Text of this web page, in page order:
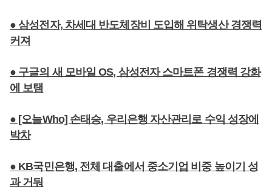
● 삼성전자, 차세대 반도체장비 도입해 위탁생산 경쟁력
커져
● 구글의 새 모바일 OS, 삼성전자 스마트폰 경쟁력 강화
에 보탬
● [오늘Who] 손태승, 우리은행 자산관리로 수익 성장에
박차
● KB국민은행, 전체 대출에서 중소기업 비중 높이기 성
과 거둬